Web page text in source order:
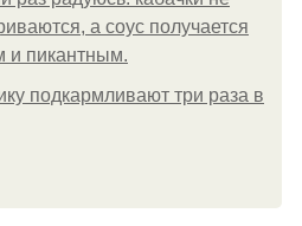
а соус получается
и пикантным.
подкaрмливают три раза в